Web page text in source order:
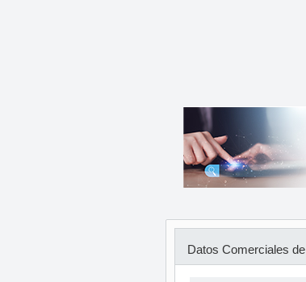
Datos Comerciales de